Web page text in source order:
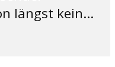
längst kein...